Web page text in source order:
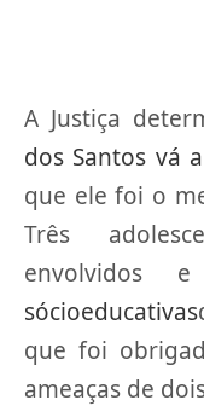
A Justiça
dos Santos vá
que ele foi o
Três
envolvidos
sócioeducativas
que foi
ameaças de